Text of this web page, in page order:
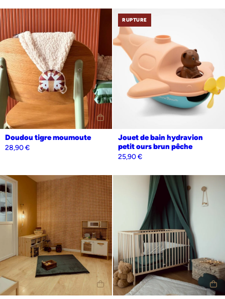
Doudou tigre moumoute
28,90€
RUPTURE
Jouet de bain hydravion
petit ours brun pêche
25,90€
Personnalisation Non